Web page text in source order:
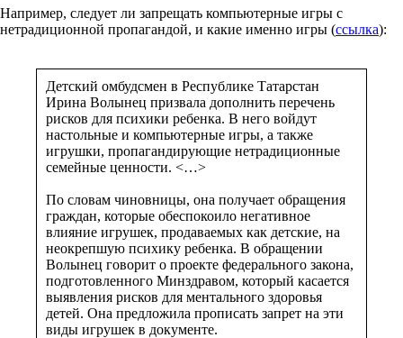
Например, следует ли запрещать компьютерные игры с
нетрадиционной пропагандой, и какие именно игры (ссылка):
Детский омбудсмен в Республике Татарстан
Ирина Волынец призвала дополнить перечень
рисков для психики ребенка. В него войдут
настольные и компьютерные игры, а также
игрушки, пропагандирующие нетрадиционные
семейные ценности. <…>
По словам чиновницы, она получает обращения
граждан, которые обеспокоило негативное
влияние игрушек, продаваемых как детские, на
неокрепшую психику ребенка. В обращении
Волынец говорит о проекте федерального закона,
подготовленного Минздравом, который касается
выявления рисков для ментального здоровья
детей. Она предложила прописать запрет на эти
виды игрушек в документе.